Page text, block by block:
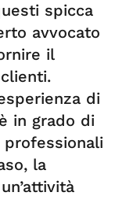
spicca
avvocato
il
di
in grado di
la